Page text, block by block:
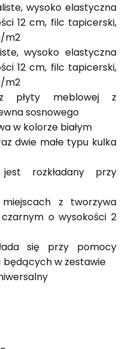
wysoko elastyczna
12 cm, filc tapicerski,
m2
wysoko elastyczna
12 cm, filc tapicerski,
m2
płyty meblowej z
sosnowego
w kolorze białym
dwie małe typu kulka
rozkładany przy
z tworzywa
o wysokości 2
się przy pomocy
w zestawie